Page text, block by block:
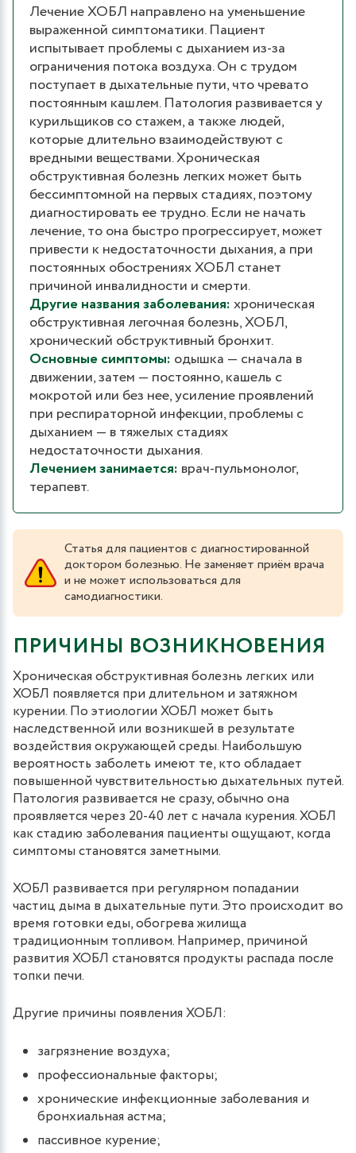
Лечение ХОБЛ направлено на уменьшение
выраженной симптоматики. Пациент
испытывает проблемы с дыханием из-за
ограничения потока воздуха. Он с трудом
поступает в дыхательные пути, что чревато
постоянным кашлем. Патология развивается у
курильщиков со стажем, а также людей,
которые длительно взаимодействуют с
вредными веществами. Хроническая
обструктивная болезнь легких может быть
бессимптомной на первых стадиях, поэтому
диагностировать ее трудно. Если не начать
лечение, то она быстро прогрессирует, может
привести к недостаточности дыхания, а при
постоянных обострениях ХОБЛ станет
причиной инвалидности и смерти.
Другие названия заболевания:хроническая
обструктивная легочная болезнь, ХОБЛ,
хронический обструктивный бронхит.
Основные симптомы: одышка — сначала в
движении, затем — постоянно, кашель с
мокротой или без нее, усиление проявлений
при респираторной инфекции, проблемы с
дыханием — в тяжелых стадиях
недостаточности дыхания.
Лечением занимается: врач-пульмонолог,
терапевт.
Статья для пациентов с диагностированной
доктором болезнью. Не заменяет приём врача
и не может использоваться для
самодиагностики.
ПРИЧИНЫ ВОЗНИКНОВЕНИЯ
Хроническая обструктивная болезнь легких или
ХОБЛ появляется при длительном и затяжном
курении. По этиологии ХОБЛ может быть
наследственной или возникшей в результате
воздействия окружающей среды. Наибольшую
вероятность заболеть имеют те, кто обладает
повышенной чувствительностью дыхательных путей.
Патология развивается не сразу, обычно она
проявляется через 20-40 лет с начала курения. ХОБЛ
как стадию заболевания пациенты ощущают, когда
симптомы становятся заметными.
ХОБЛ развивается при регулярном попадании
частиц дыма в дыхательные пути. Это происходит во
время готовки еды, обогрева жилища
традиционным топливом. Например, причиной
развития ХОБЛ становятся продукты распада после
топки печи.
Другие причины появления ХОБЛ:
загрязнение воздуха;
профессиональные факторы;
хронические инфекционные заболевания и
бронхиальная астма;
пассивное курение;